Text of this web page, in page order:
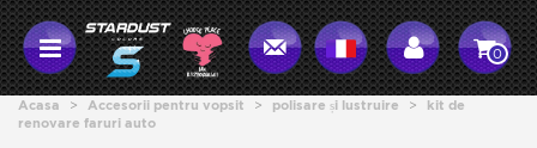
0
Acasa > Accesorii pentru vopsit > polisare și lustruire >
kit de
renovare faruri auto